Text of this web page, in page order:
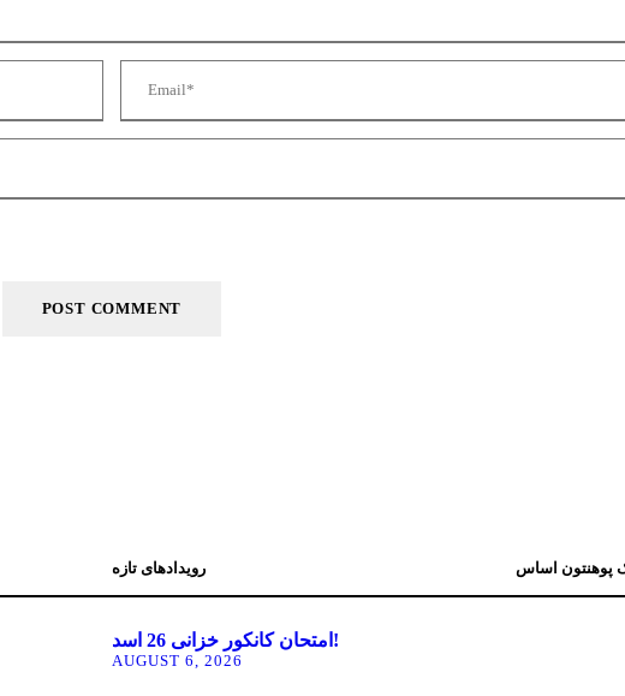
رویدادهای تازه
امتحان کانکور خزانی 26 اسد!
AUGUST 6, 2026
پوهنتون اساس